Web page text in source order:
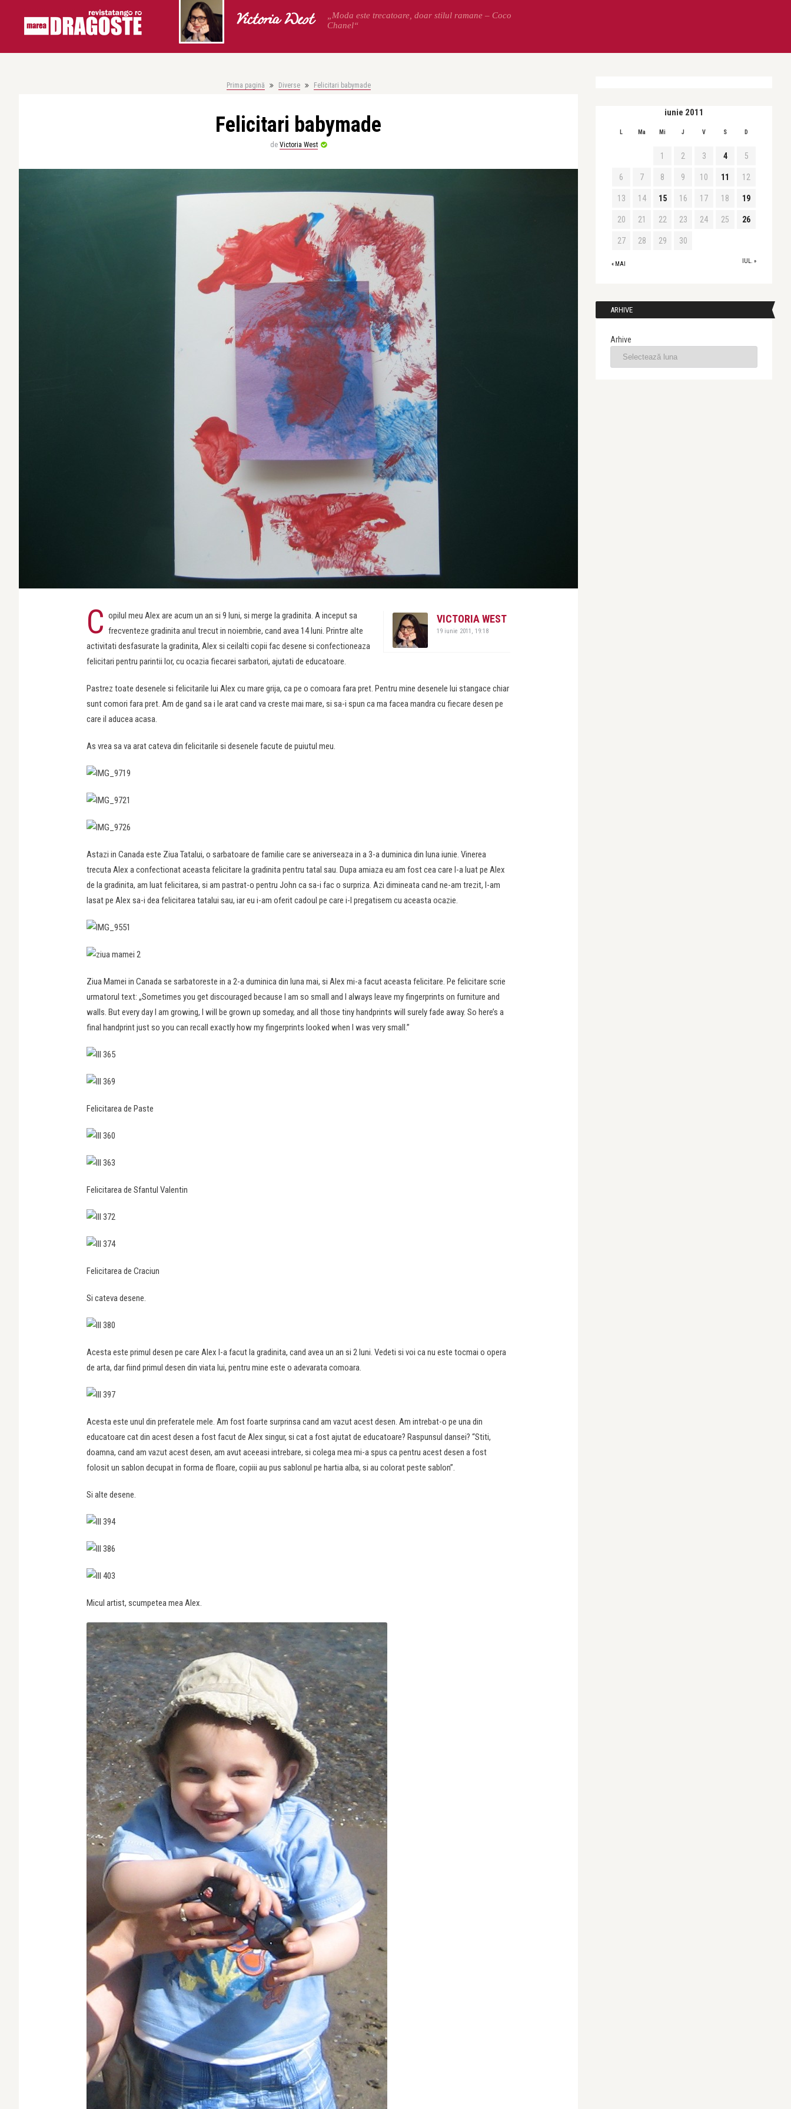
Victoria West
„Moda este trecatoare, doar stilul ramane – Coco
Chanel“
Prima pagină Diverse Felicitari babymade
Felicitari babymade
de Victoria West
VICTORIA WEST
19 iunie 2011, 19:18
C opilul meu Alex are acum un an si 9 luni, si merge la gradinita. A inceput sa
frecventeze gradinita anul trecut in noiembrie, cand avea 14 luni. Printre alte
activitati desfasurate la gradinita, Alex si ceilalti copii fac desene si confectioneaza
felicitari pentru parintii lor, cu ocazia fiecarei sarbatori, ajutati de educatoare.
Pastrez toate desenele si felicitarile lui Alex cu mare grija, ca pe o comoara fara pret. Pentru mine desenele lui stangace chiar
sunt comori fara pret. Am de gand sa i le arat cand va creste mai mare, si sa-i spun ca ma facea mandra cu fiecare desen pe
care il aducea acasa.
As vrea sa va arat cateva din felicitarile si desenele facute de puiutul meu.
Astazi in Canada este Ziua Tatalui, o sarbatoare de familie care se aniverseaza in a 3-a duminica din luna iunie. Vinerea
trecuta Alex a confectionat aceasta felicitare la gradinita pentru tatal sau. Dupa amiaza eu am fost cea care l-a luat pe Alex
de la gradinita, am luat felicitarea, si am pastrat-o pentru John ca sa-i fac o surpriza. Azi dimineata cand ne-am trezit, l-am
lasat pe Alex sa-i dea felicitarea tatalui sau, iar eu i-am oferit cadoul pe care i-l pregatisem cu aceasta ocazie.
Ziua Mamei in Canada se sarbatoreste in a 2-a duminica din luna mai, si Alex mi-a facut aceasta felicitare. Pe felicitare scrie
urmatorul text: „Sometimes you get discouraged because I am so small and I always leave my fingerprints on furniture and
walls. But every day I am growing, I will be grown up someday, and all those tiny handprints will surely fade away. So here’s a
final handprint just so you can recall exactly how my fingerprints looked when I was very small.”
Felicitarea de Paste
Felicitarea de Sfantul Valentin
Felicitarea de Craciun
Si cateva desene.
Acesta este primul desen pe care Alex l-a facut la gradinita, cand avea un an si 2 luni. Vedeti si voi ca nu este tocmai o opera
de arta, dar fiind primul desen din viata lui, pentru mine este o adevarata comoara.
Acesta este unul din preferatele mele. Am fost foarte surprinsa cand am vazut acest desen. Am intrebat-o pe una din
educatoare cat din acest desen a fost facut de Alex singur, si cat a fost ajutat de educatoare? Raspunsul dansei? “Stiti,
doamna, cand am vazut acest desen, am avut aceeasi intrebare, si colega mea mi-a spus ca pentru acest desen a fost
folosit un sablon decupat in forma de floare, copiii au pus sablonul pe hartia alba, si au colorat peste sablon”.
Si alte desene.
Micul artist, scumpetea mea Alex.
iunie 2011
L Ma Mi J V S D
« MAI IUL. »
1 2 3 4 5
6 7 8 9 10 11 12
13 14 15 16 17 18 19
20 21 22 23 24 25 26
27 28 29 30
ARHIVE
Arhive